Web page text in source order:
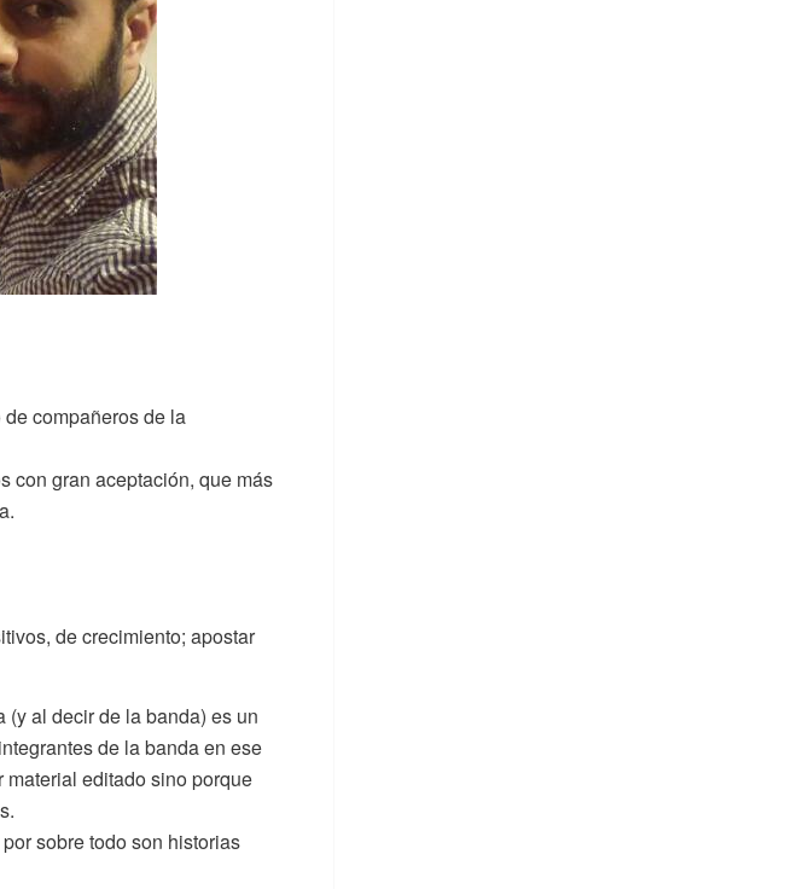
compañeros de la
con gran aceptación, que más
de crecimiento; apostar
(y al decir de la banda) es un
de la banda en ese
editado sino porque
sobre todo son historias